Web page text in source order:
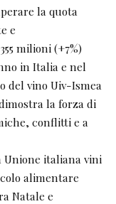
la quota
e
milioni (+7%)
in Italia e nel
del vino Uiv-Ismea
la forza di
conflitti e a
Unione italiana vini
alimentare
Natale e